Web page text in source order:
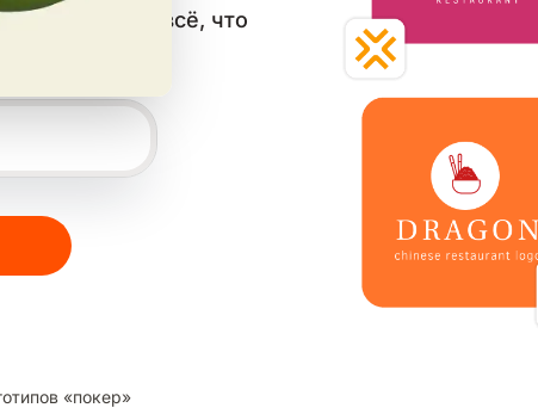
и скачайте всё, что
«покер»